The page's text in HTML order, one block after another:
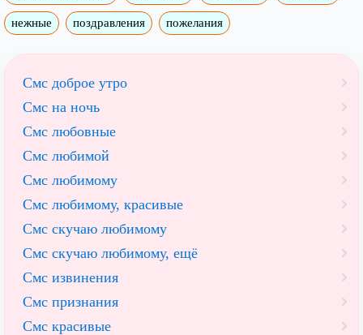
нежные поздравления пожелания
Смс доброе утро
Смс на ночь
Смс любовные
Смс любимой
Смс любимому
Смс любимому, красивые
Смс скучаю любимому
Смс скучаю любимому, ещё
Смс извинения
Смс признания
Смс красивые